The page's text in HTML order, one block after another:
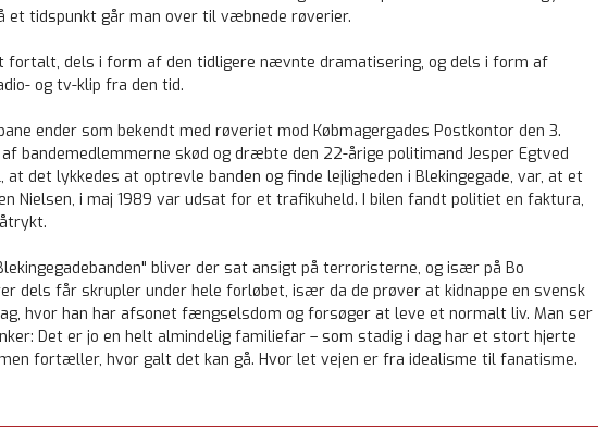
et tidspunkt går man over til væbnede røverier.
fortalt, dels i form af den tidligere nævnte dramatisering, og dels i form af
og tv-klip fra den tid.
ender som bekendt med røveriet mod Købmagergades Postkontor den 3.
bandemedlemmerne skød og dræbte den 22-årige politimand Jesper Egtved
at det lykkedes at optrevle banden og finde lejligheden i Blekingegade, var, at et
Nielsen, i maj 1989 var udsat for et trafikuheld. I bilen fandt politiet en faktura,
bliver der sat ansigt på terroristerne, og især på Bo
dels får skrupler under hele forløbet, især da de prøver at kidnappe en svensk
hvor han har afsonet fængselsdom og forsøger at leve et normalt liv. Man ser
Det er jo en helt almindelig familiefar – som stadig i dag har et stort hjerte
fortæller, hvor galt det kan gå. Hvor let vejen er fra idealisme til fanatisme.